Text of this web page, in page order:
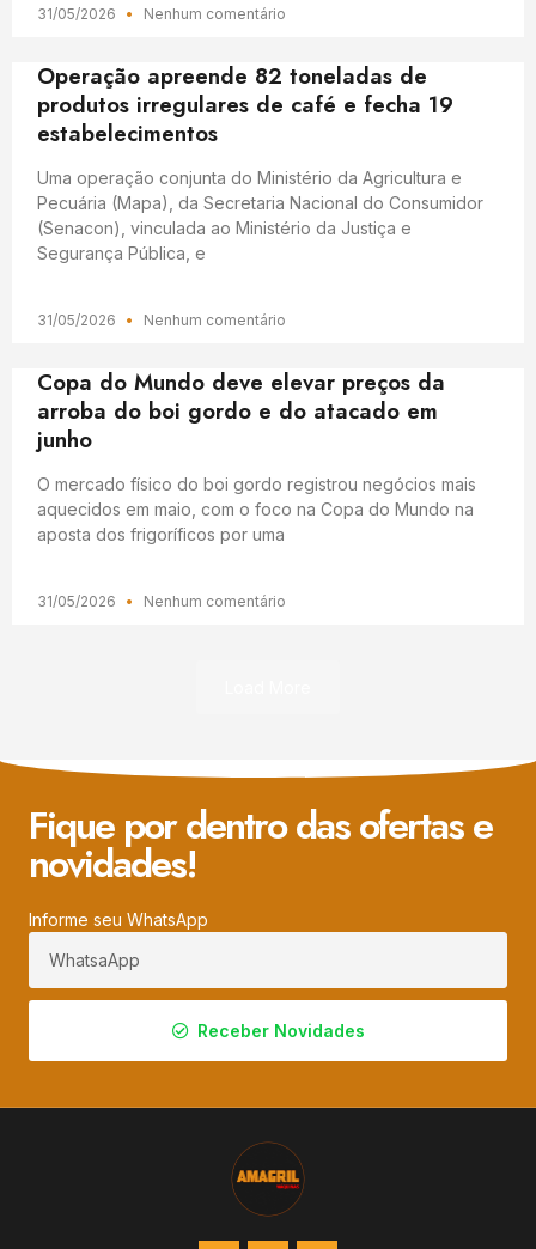
31/05/2026 Nenhum comentário
Operação apreende 82 toneladas de
produtos irregulares de café e fecha 19
estabelecimentos
Uma operação conjunta do Ministério da Agricultura e
Pecuária (Mapa), da Secretaria Nacional do Consumidor
(Senacon), vinculada ao Ministério da Justiça e
Segurança Pública, e
31/05/2026 Nenhum comentário
Copa do Mundo deve elevar preços da
arroba do boi gordo e do atacado em
junho
O mercado físico do boi gordo registrou negócios mais
aquecidos em maio, com o foco na Copa do Mundo na
aposta dos frigoríficos por uma
31/05/2026 Nenhum comentário
Fique por dentro das ofertas e
novidades!
Informe seu WhatsApp
Receber Novidades